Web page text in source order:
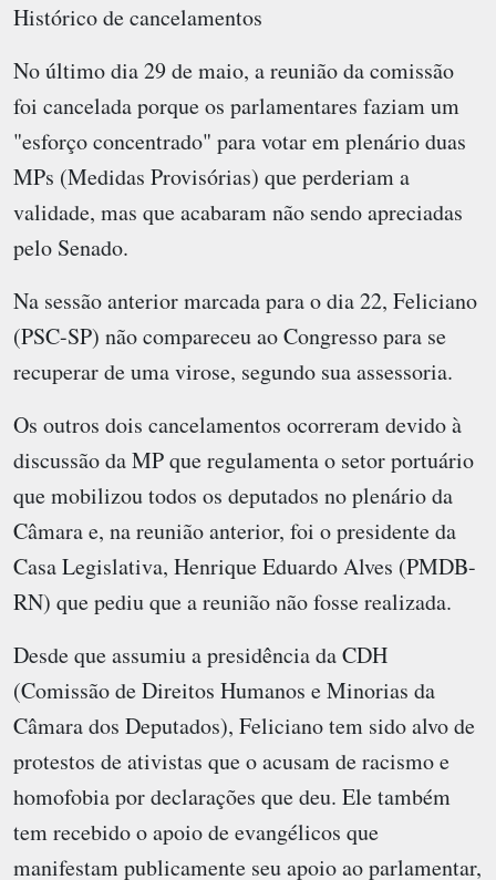
Histórico de cancelamentos
No último dia 29 de maio, a reunião da comissão
foi cancelada porque os parlamentares faziam um
"esforço concentrado" para votar em plenário duas
MPs (Medidas Provisórias) que perderiam a
validade, mas que acabaram não sendo apreciadas
pelo Senado.
Na sessão anterior marcada para o dia 22, Feliciano
(PSC-SP) não compareceu ao Congresso para se
recuperar de uma virose, segundo sua assessoria.
Os outros dois cancelamentos ocorreram devido à
discussão da MP que regulamenta o setor portuário
que mobilizou todos os deputados no plenário da
Câmara e, na reunião anterior, foi o presidente da
Casa Legislativa, Henrique Eduardo Alves (PMDB-
RN) que pediu que a reunião não fosse realizada.
Desde que assumiu a presidência da CDH
(Comissão de Direitos Humanos e Minorias da
Câmara dos Deputados), Feliciano tem sido alvo de
protestos de ativistas que o acusam de racismo e
homofobia por declarações que deu. Ele também
tem recebido o apoio de evangélicos que
manifestam publicamente seu apoio ao parlamentar,